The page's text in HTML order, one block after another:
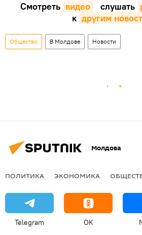
Смотреть видео слушать
к другим
Общество В Молдове Новости
Молдова
ПОЛИТИКА ЭКОНОМИКА
Telegram OK